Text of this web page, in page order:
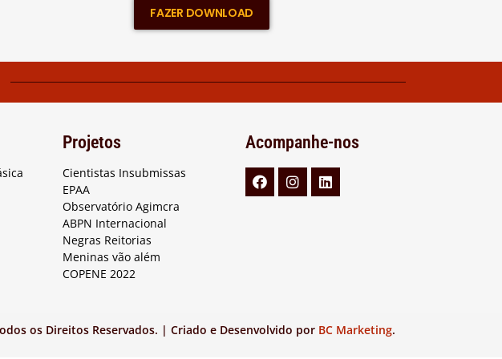
FAZER DOWNLOAD
Projetos
Cientistas Insubmissas
EPAA
Observatório Agimcra
ABPN Internacional
Negras Reitorias
Meninas vão além
COPENE 2022
Acompanhe-nos
os Direitos Reservados. | Criado e Desenvolvido por BC Marketing.